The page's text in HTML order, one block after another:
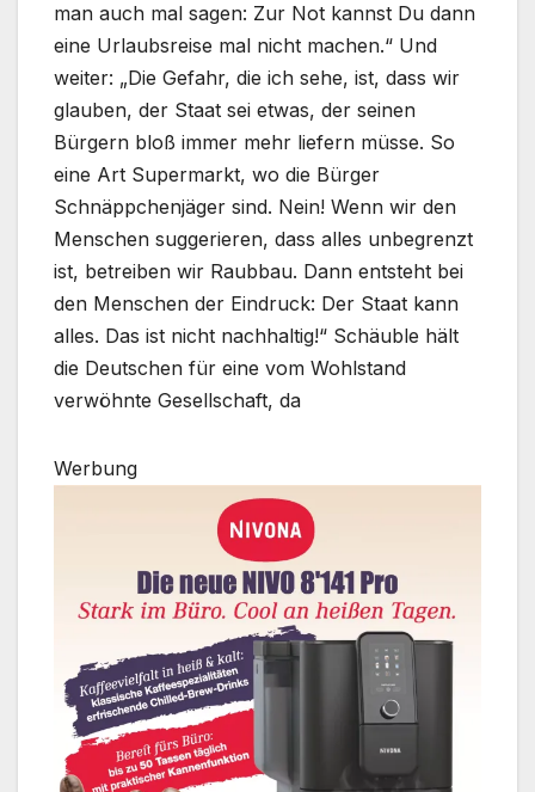
man auch mal sagen: Zur Not kannst Du dann
eine Urlaubsreise mal nicht machen.“ Und
weiter: „Die Gefahr, die ich sehe, ist, dass wir
glauben, der Staat sei etwas, der seinen
Bürgern bloß immer mehr liefern müsse. So
eine Art Supermarkt, wo die Bürger
Schnäppchenjäger sind. Nein! Wenn wir den
Menschen suggerieren, dass alles unbegrenzt
ist, betreiben wir Raubbau. Dann entsteht bei
den Menschen der Eindruck: Der Staat kann
alles. Das ist nicht nachhaltig!“ Schäuble hält
die Deutschen für eine vom Wohlstand
verwöhnte Gesellschaft, da
Werbung